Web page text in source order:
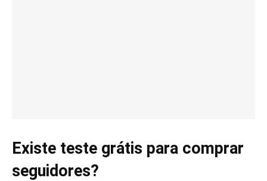
Existe teste grátis para comprar
seguidores?